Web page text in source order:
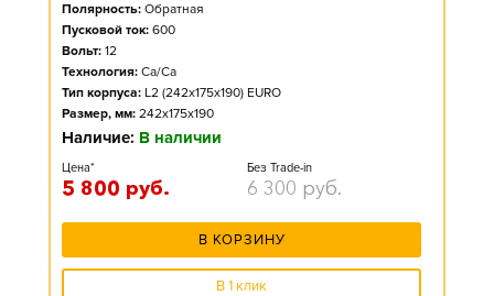
Полярность: Обратная
Пусковой ток: 600
Вольт: 12
Технология: Ca/Ca
Тип корпуса: L2 (242x175x190) EURO
Размер, мм: 242x175x190
Наличие: В наличии
Цена*
5 800 руб.
Без Trade-in
6 300 руб.
В КОРЗИНУ
В 1 клик